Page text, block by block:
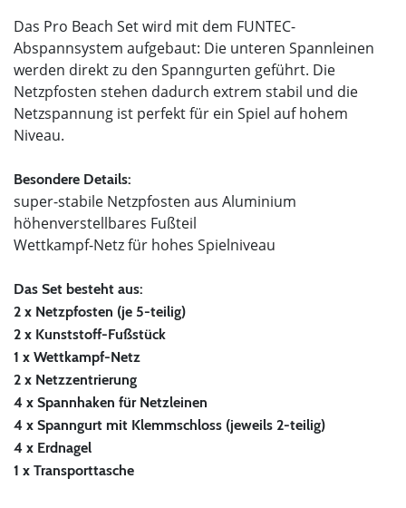
Das Pro Beach Set wird mit dem FUNTEC-
Abspannsystem aufgebaut: Die unteren Spannleinen
werden direkt zu den Spanngurten geführt. Die
Netzpfosten stehen dadurch extrem stabil und die
Netzspannung ist perfekt für ein Spiel auf hohem
Niveau.
Besondere Details:
super-stabile Netzpfosten aus Aluminium
höhenverstellbares Fußteil
Wettkampf-Netz für hohes Spielniveau
Das Set besteht aus:
2 x Netzpfosten (je 5-teilig)
2 x Kunststoff-Fußstück
1 x Wettkampf-Netz
2 x Netzzentrierung
4 x Spannhaken für Netzleinen
4 x Spanngurt mit Klemmschloss (jeweils 2-teilig)
4 x Erdnagel
1 x Transporttasche